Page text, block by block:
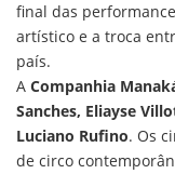
final das
artístico e a troca
país.
A Companhia
Sanches, Eliayse
Luciano Rufino. Os
de circo